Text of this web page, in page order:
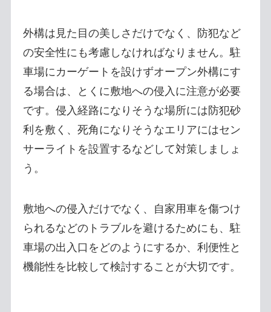
外構は見た目の美しさだけでなく、防犯など
の安全性にも考慮しなければなりません。駐
車場にカーゲートを設けずオープン外構にす
る場合は、とくに敷地への侵入に注意が必要
です。侵入経路になりそうな場所には防犯砂
利を敷く、死角になりそうなエリアにはセン
サーライトを設置するなどして対策しましょ
う。
敷地への侵入だけでなく、自家用車を傷つけ
られるなどのトラブルを避けるためにも、駐
車場の出入口をどのようにするか、利便性と
機能性を比較して検討することが大切です。